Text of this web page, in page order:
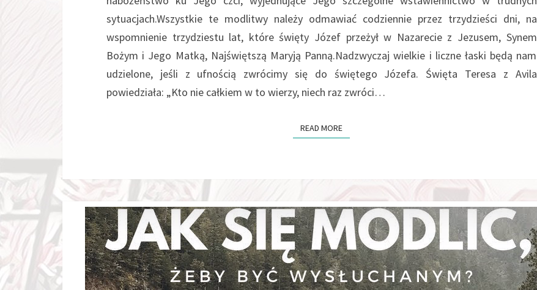
JÓZEFA
sytuacjach.Wszystkie te modlitwy należy odmawiać codziennie przez trzydzieści dni, na
wspomnienie trzydziestu lat, które święty Józef przeżył w Nazarecie z Jezusem, Synem
Bożym i Jego Matką, Najświętszą Maryją Panną.Nadzwyczaj wielkie i liczne łaski będą nam
udzielone, jeśli z ufnością zwrócimy się do świętego Józefa. Święta Teresa z Avila
powiedziała: „Kto nie całkiem w to wierzy, niech raz zwróci…
READ MOREREAD MORE